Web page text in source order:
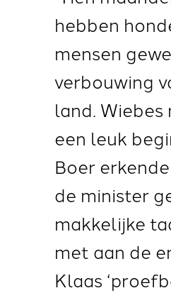
hebben
mensen
verbouwing
land.
een leuk
Boer
de minister
makkelijke
met aan de
Klaas